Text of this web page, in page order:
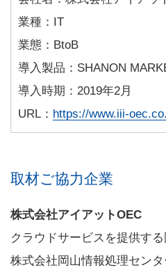
業種：IT
業態：BtoB
導入製品：SHANON
導入時期：2019年2月
URL： https://www.iii-
取材ご協力企業
株式会社アイアットOEC
クラウドサービスを提供する
株式会社岡山情報処理セン